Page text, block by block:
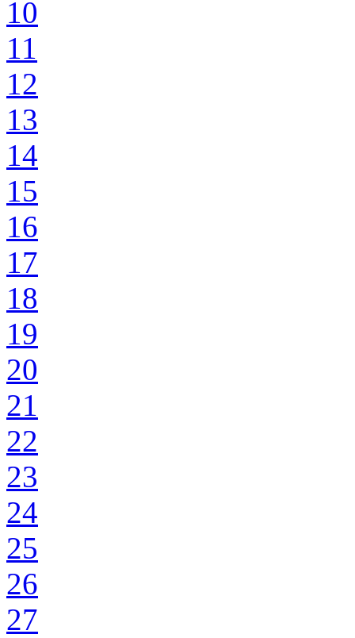
10
11
12
13
14
15
16
17
18
19
20
21
22
23
24
25
26
27